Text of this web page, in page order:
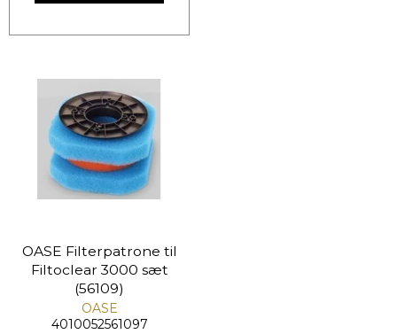
OASE Filterpatrone til
Filtoclear 3000 sæt
(56109)
OASE
4010052561097